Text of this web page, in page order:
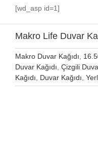
[wd_asp id=1]
Makro Life Duvar
Makro Duvar Kağıdı
Duvar Kağıdı Çizgili
Kağıdı
Duvar Kağıdı